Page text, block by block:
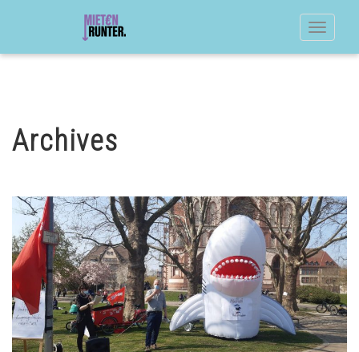
Toggle
Archives